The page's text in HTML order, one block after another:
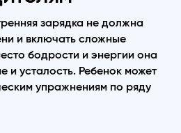
зарядка не должна
и включать сложные
бодрости и энергии она
и усталость. Ребенок может
упражнениям по ряду